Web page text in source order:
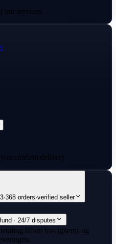
services.
confirm delivery
·368 orders·verified seller
· 24/7 disputes
bliver hos igitems og